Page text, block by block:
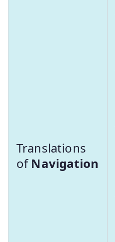
Translations
ofNavigation